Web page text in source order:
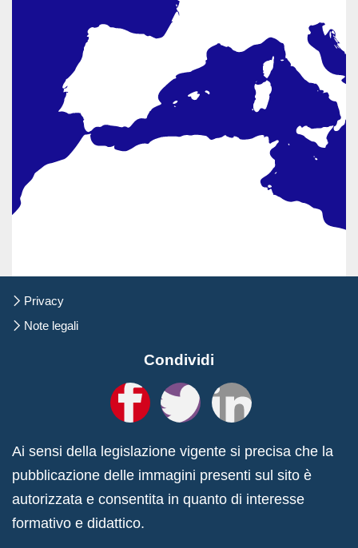
Salta
la
navigazione
Privacy
Note legali
Condividi
Ai sensi della legislazione vigente si precisa che la
pubblicazione delle immagini presenti sul sito è
autorizzata e consentita in quanto di interesse
formativo e didattico.